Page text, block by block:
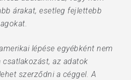
árakat, esetleg fejlettebb
lépése egyébként nem
csatlakozást, az adatok
szerződni a céggel. A